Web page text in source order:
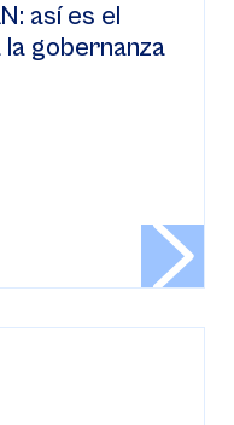
así es el
gobernanza